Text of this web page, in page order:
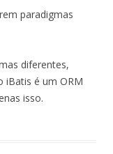
paradigmas
diferentes,
iBatis é um ORM
isso.